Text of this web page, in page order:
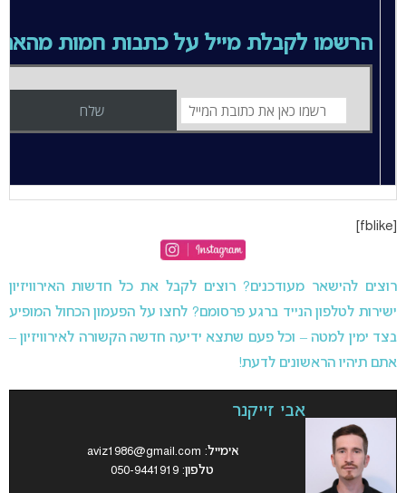
הרשמו לקבלת מייל על כתבות חמות
רוצים להישאר מעודכנים? רוצים לקבל את כל חדשות האירוויזיון
ישירות לטלפון הנייד ברגע פרסומם? לחצו על הפעמון הכחול המופיע
בצד ימין למטה – וכל פעם שתצא ידיעה חדשה הקשורה לאירוויזיון –
אתם תיהיו הראשונים לדעת!
אבי זייקנר
אימייל: aviz1986@gmail.com
טלפון: 050-9441919